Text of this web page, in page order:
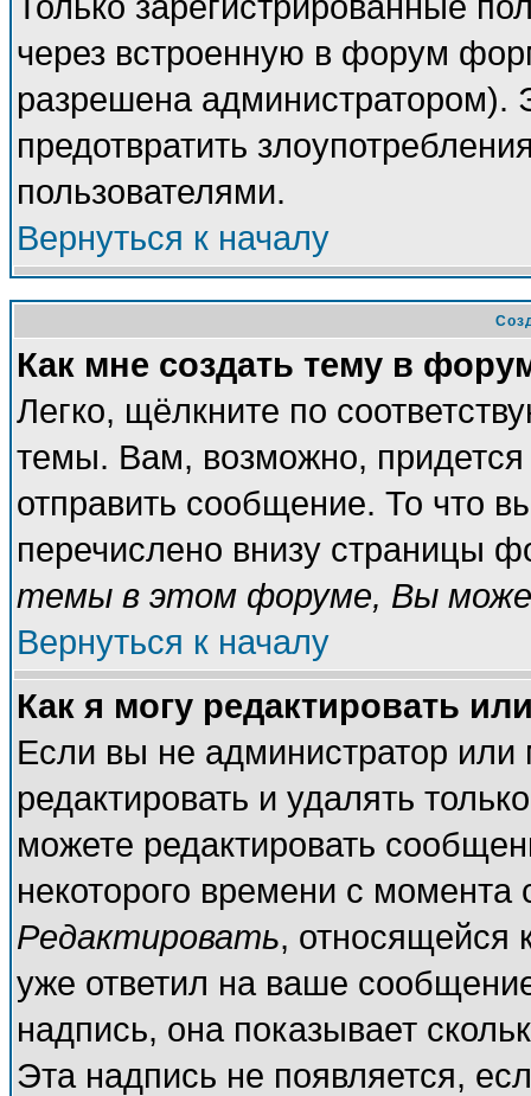
через встроенную в форум
разрешена администратором).
предотвратить
пользователями.
Вернуться к началу
Как мне создать тему в
Легко, щёлкните по
темы. Вам, возможно, придется
отправить сообщение. То что
перечислено внизу страницы
темы в этом форуме, Вы
Вернуться к началу
Как я могу редактировать
Если вы не администратор
редактировать и удалять
можете редактировать
некоторого времени с
Редактировать, относящейся
уже ответил на ваше
надпись, она показывает
Эта надпись не появляется,